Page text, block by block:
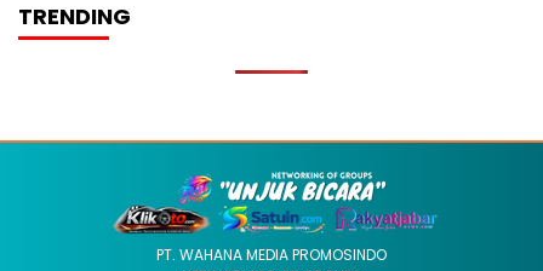
TRENDING
PT. WAHANA MEDIA PROMOSINDO